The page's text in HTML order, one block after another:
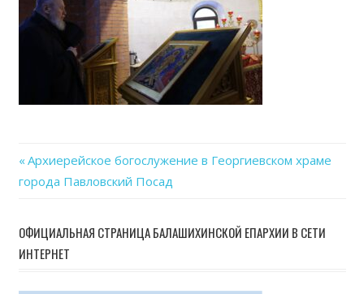
Навигация
записям
Previous
Post:
Архиерейское богослужение в Георгиевском храме
города Павловский Посад
ОФИЦИАЛЬНАЯ СТРАНИЦА БАЛАШИХИНСКОЙ ЕПАРХИИ В СЕТИ
ИНТЕРНЕТ